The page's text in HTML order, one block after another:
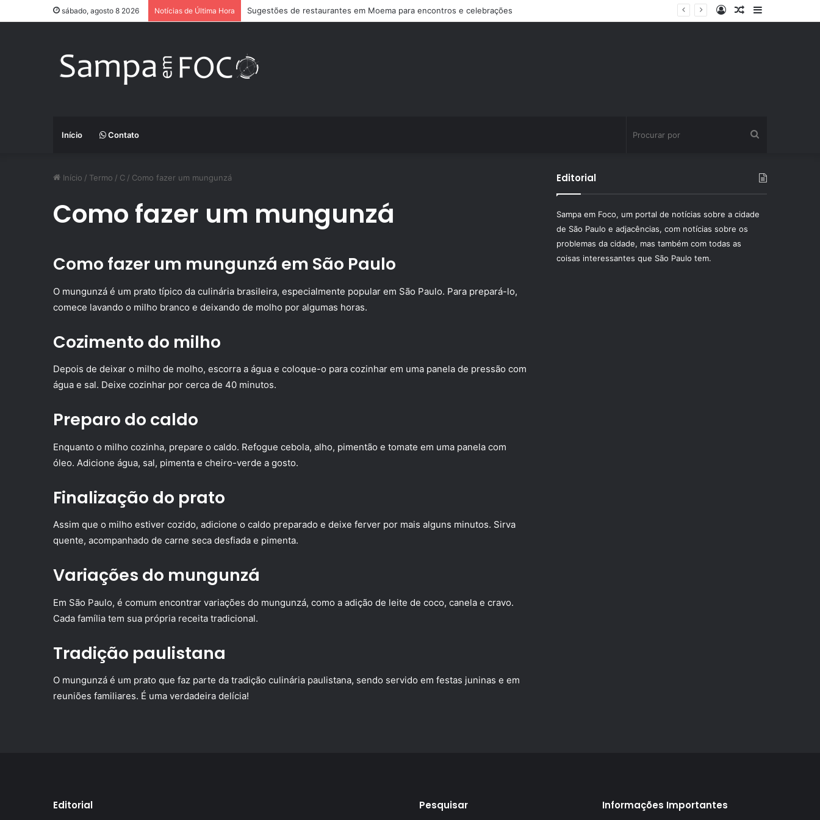
sábado, agosto 8 2026 Notícias de Última Hora Sugestões de restaurantes em Moema para encontros e celebrações
Barra
Artigo
Entrar
Início Contato
por
Início / Termo / C / Como fazer um mungunzá
Como fazer um mungunzá
Como fazer um mungunzá em São Paulo
O mungunzá é um prato típico da culinária brasileira, especialmente popular em São Paulo. Para prepará-lo,
comece lavando o milho branco e deixando de molho por algumas horas.
Cozimento do milho
Depois de deixar o milho de molho, escorra a água e coloque-o para cozinhar em uma panela de pressão com
água e sal. Deixe cozinhar por cerca de 40 minutos.
Preparo do caldo
Enquanto o milho cozinha, prepare o caldo. Refogue cebola, alho, pimentão e tomate em uma panela com
óleo. Adicione água, sal, pimenta e cheiro-verde a gosto.
Finalização do prato
Assim que o milho estiver cozido, adicione o caldo preparado e deixe ferver por mais alguns minutos. Sirva
quente, acompanhado de carne seca desfiada e pimenta.
Variações do mungunzá
Em São Paulo, é comum encontrar variações do mungunzá, como a adição de leite de coco, canela e cravo.
Cada família tem sua própria receita tradicional.
Tradição paulistana
O mungunzá é um prato que faz parte da tradição culinária paulistana, sendo servido em festas juninas e em
reuniões familiares. É uma verdadeira delícia!
Editorial
Sampa em Foco, um portal de notícias sobre a cidade
de São Paulo e adjacências, com notícias sobre os
problemas da cidade, mas também com todas as
coisas interessantes que São Paulo tem.
Editorial Pesquisar Informações Importantes